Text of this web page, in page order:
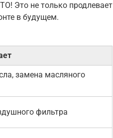
Это не только продлевает
в будущем.
замена масляного
фильтра